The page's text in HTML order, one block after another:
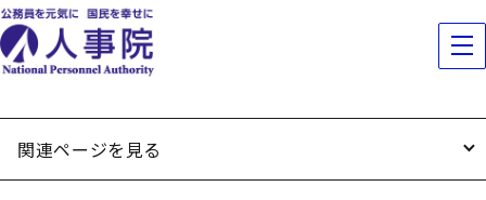
関連ページを見る